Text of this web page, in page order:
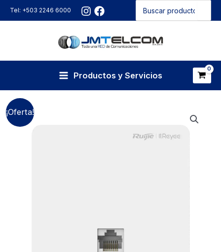
al
Tel: +503 2246 6000
por:
Productos y Servicios
¡Oferta!